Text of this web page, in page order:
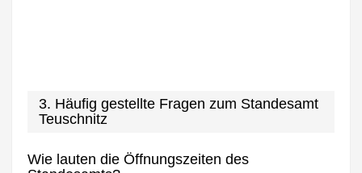
3. Häufig gestellte Fragen zum Standesamt
Teuschnitz
Wie lauten die Öffnungszeiten des